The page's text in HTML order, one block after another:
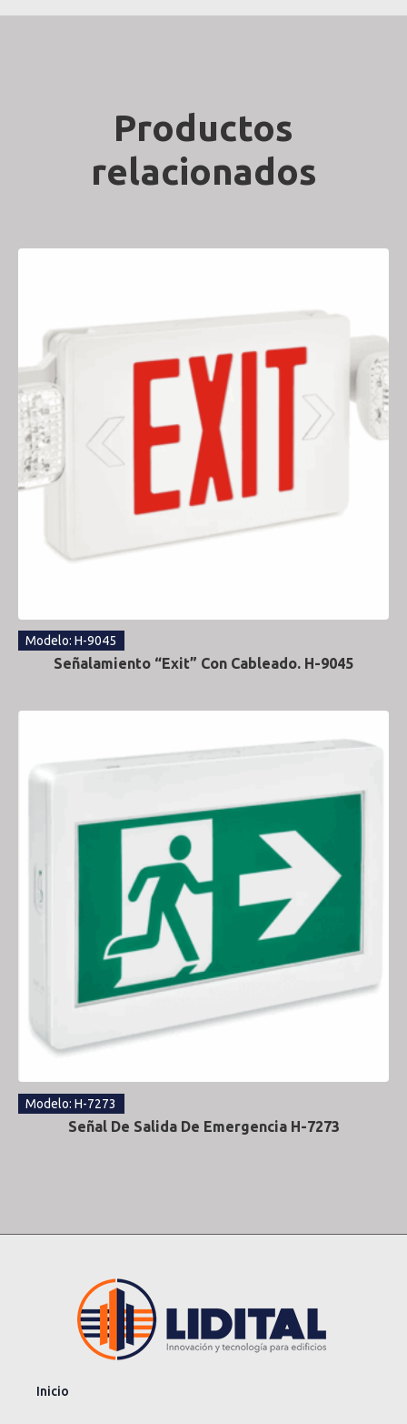
Productos
relacionados
Modelo: H-9045
Señalamiento “Exit” Con Cableado. H-9045
Modelo: H-7273
Señal De Salida De Emergencia H-7273
Inicio